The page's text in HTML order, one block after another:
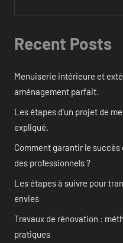
Recent Posts
Menuiserie intérieure et
aménagement parfait.
Les étapes d’un projet de
expliqué.
Comment garantir le
des professionnels ?
Les étapes à suivre pour
envies
Travaux de rénovation :
pratiques